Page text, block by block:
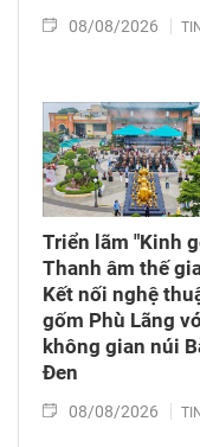
08/08/2026
Triển lãm "Kinh
Thanh âm thế
Kết nối nghệ
gốm Phù Lãng
không gian núi
Đen
08/08/2026